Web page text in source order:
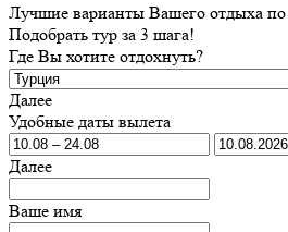
Лучшие варианты Вашего отдыха
Подобрать тур за 3 шага!
Где Вы хотите отдохнуть?
Далее
Удобные даты вылета
Далее
Ваше имя